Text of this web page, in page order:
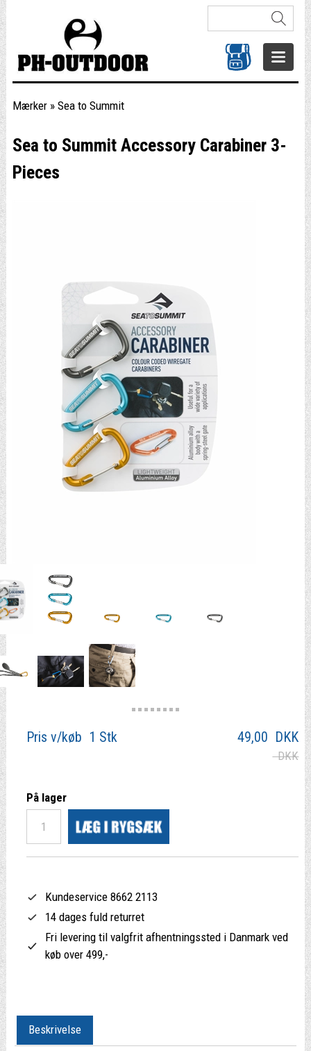
Mærker» Sea to Summit
Sea to Summit Accessory Carabiner 3-
Pieces
Pris v/køb 1 Stk 49,00 DKK
DKK
På lager
Kundeservice 8662 2113
14 dages fuld returret
Fri levering til valgfrit afhentningssted i Danmark ved
køb over 499,-
Beskrivelse